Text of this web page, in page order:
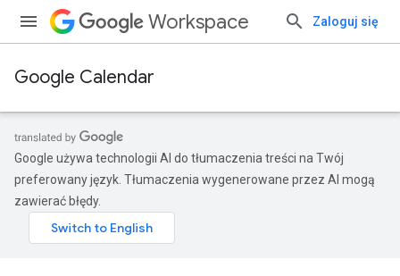
Workspace Zaloguj się
Google Calendar
Google używa technologii AI do tłumaczenia treści na Twój
preferowany język. Tłumaczenia wygenerowane przez AI mogą
zawierać błędy.